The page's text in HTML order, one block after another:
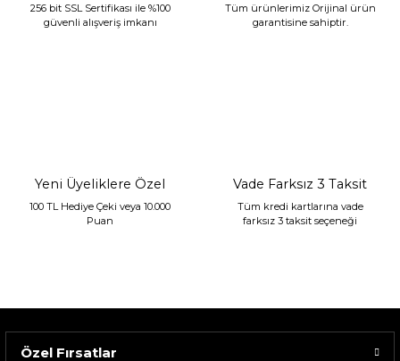
256 bit SSL Sertifikası ile %100
güvenli alışveriş imkanı
Tüm ürünlerimiz Orijinal ürün
garantisine sahiptir.
Yeni Üyeliklere Özel
100 TL Hediye Çeki veya 10.000
Puan
Vade Farksız 3 Taksit
Tüm kredi kartlarına vade
farksız 3 taksit seçeneği
Özel Fırsatlar